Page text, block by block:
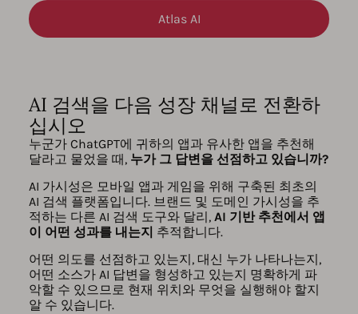
Atlas AI
AI 검색을 다음 성장 채널로 전환하
십시오
누군가 ChatGPT에 귀하의 앱과 유사한 앱을 추천해
달라고 물었을 때, 누가 그 답변을 선점하고 있습니까?
AI 가시성은 모바일 앱과 게임을 위해 구축된 최초의
AI 검색 플랫폼입니다. 브랜드 및 도메인 가시성을 추
적하는 다른 AI 검색 도구와 달리, AI 기반 추천에서 앱
이 어떤 성과를 내는지 추적합니다.
어떤 의도를 선점하고 있는지, 대신 누가 나타나는지,
어떤 소스가 AI 답변을 형성하고 있는지 명확하게 파
악할 수 있으므로 현재 위치와 무엇을 실행해야 할지
알 수 있습니다.